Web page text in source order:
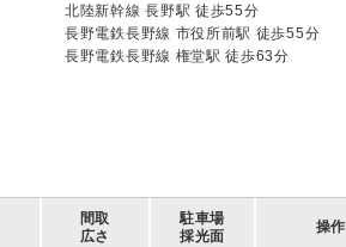
北陸新幹線 長野駅 徒歩55分
長野電鉄長野線 市役所前駅 徒歩55分
長野電鉄長野線 権堂駅 徒歩63分
間取
広さ
駐車場
採光面
操作